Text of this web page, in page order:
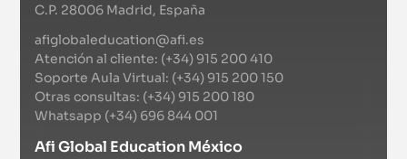
C.P. 28006 Madrid, España
afiglobaleducation@afi.es
Atención al cliente: (+34) 915 200 410
Soporte Aula Virtual: (+34) 915 200 150
Otras consultas: (+34) 915 200 180
Whatsapp (+34) 696 844 001
Afi Global Education México